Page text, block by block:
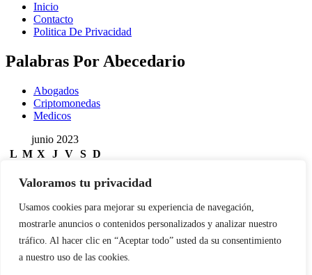
Valoramos tu privacidad
Usamos cookies para mejorar su experiencia de navegación,
mostrarle anuncios o contenidos personalizados y analizar nuestro
tráfico. Al hacer clic en “Aceptar todo” usted da su consentimiento
a nuestro uso de las cookies.
Inicio
Contacto
Politica De Privacidad
Palabras Por Abecedario
Abogados
Criptomonedas
Medicos
junio 2023
L M X J V S D
6 7 8 9 10 11
24
27 28 29 30
« May
Buscar: